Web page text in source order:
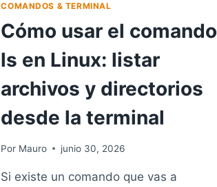
COMANDOS & TERMINAL
Cómo usar el comando
ls en Linux: listar
archivos y directorios
desde la terminal
Por Mauro junio 30, 2026
Si existe un comando que vas a